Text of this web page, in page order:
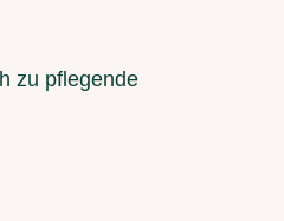
zu pflegende